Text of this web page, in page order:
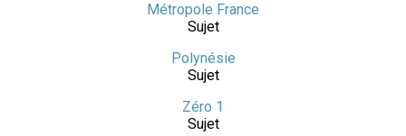
Métropole France
Sujet
Polynésie
Sujet
Zéro 1
Sujet